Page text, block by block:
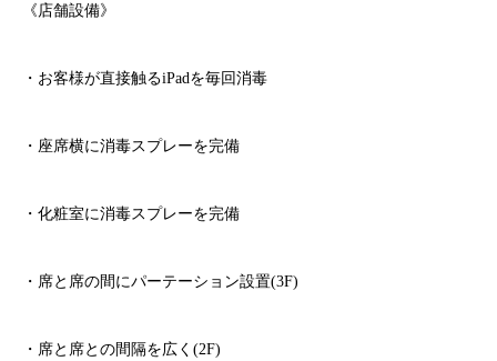
《店舗設備》
・お客様が直接触るiPadを毎回消毒
・座席横に消毒スプレーを完備
・化粧室に消毒スプレーを完備
・席と席の間にパーテーション設置(3F)
・席と席との間隔を広く (2F)